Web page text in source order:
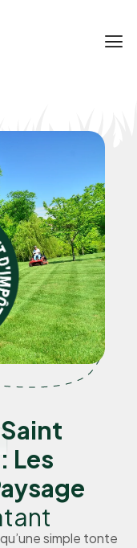
Les
simple tonte